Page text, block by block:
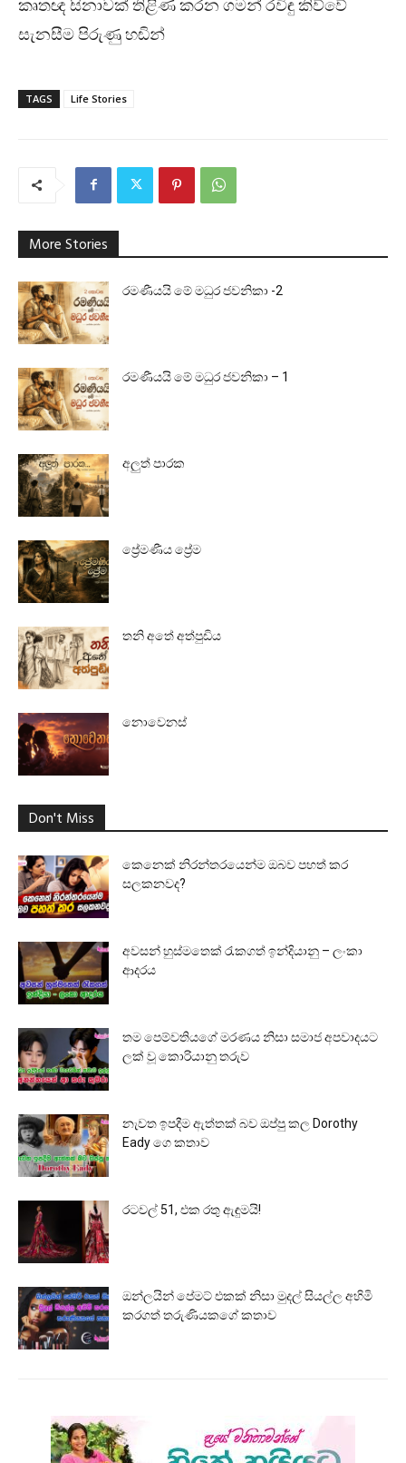
කෘතඥ සිනාවක් තිළිණ කරන ගමන් රවිඳු කිව්වේ
සැනසීම පිරුණු හඬින්
TAGS Life Stories
More Stories
රමණීයයි මේ මධුර ජවනිකා -2
රමණීයයි මේ මධුර ජවනිකා – 1
අලුත් පාරක
ප්‍රේමණීය ප්‍රේම
තනි අතේ අත්පුඩිය
නොවෙනස්
Don't Miss
කෙනෙක් නිරන්තරයෙන්ම ඔබව පහත් කර
සලකනවද?
අවසන් හුස්මතෙක් රැකගත් ඉන්දියානු – ලංකා
ආදරය
තම පෙම්වතියගේ මරණය නිසා සමාජ අපවාදයට
ලක් වූ කොරියානු තරුව
නැවත ඉපදීම ඇත්තක් බව ඔප්පු කල Dorothy
Eady ගෙ කතාව
රටවල් 51, එක රතු ඇඳුමයි!
ඔන්ලයින් පේමට් එකක් නිසා මුදල් සියල්ල අහිමි
කරගත් තරුණියකගේ කතාව